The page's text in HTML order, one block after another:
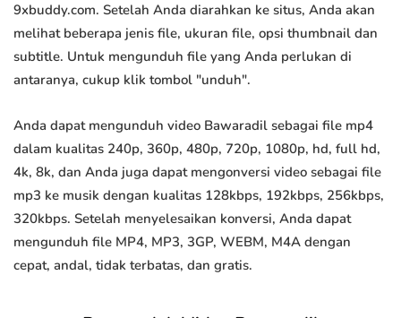
9xbuddy.com. Setelah Anda diarahkan ke situs, Anda akan
melihat beberapa jenis file, ukuran file, opsi thumbnail dan
subtitle. Untuk mengunduh file yang Anda perlukan di
antaranya, cukup klik tombol "unduh".
Anda dapat mengunduh video Bawaradil sebagai file mp4
dalam kualitas 240p, 360p, 480p, 720p, 1080p, hd, full hd,
4k, 8k, dan Anda juga dapat mengonversi video sebagai file
mp3 ke musik dengan kualitas 128kbps, 192kbps, 256kbps,
320kbps. Setelah menyelesaikan konversi, Anda dapat
mengunduh file MP4, MP3, 3GP, WEBM, M4A dengan
cepat, andal, tidak terbatas, dan gratis.